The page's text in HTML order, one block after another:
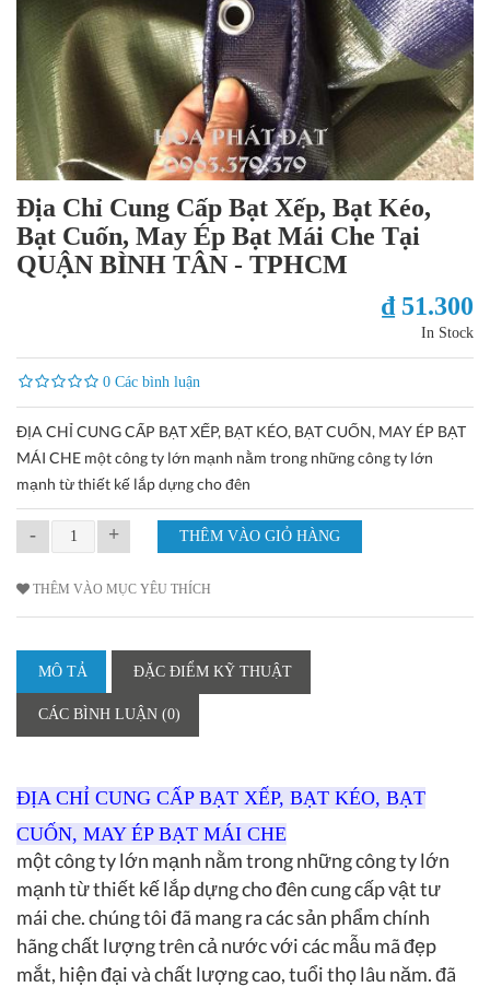
Địa Chỉ Cung Cấp Bạt Xếp, Bạt Kéo,
Bạt Cuốn, May Ép Bạt Mái Che Tại
QUẬN BÌNH TÂN - TPHCM
₫ 51.300
In Stock
0 Các bình luận
ĐỊA CHỈ CUNG CẤP BẠT XẾP, BẠT KÉO, BẠT CUỐN, MAY ÉP BẠT
MÁI CHE một công ty lớn mạnh nằm trong những công ty lớn
mạnh từ thiết kế lắp dựng cho đên
- +
THÊM VÀO MỤC YÊU THÍCH
MÔ TẢ ĐẶC ĐIỂM KỸ THUẬT
CÁC BÌNH LUẬN (0)
ĐỊA CHỈ CUNG CẤP BẠT XẾP, BẠT KÉO, BẠT
CUỐN, MAY ÉP BẠT MÁI CHE
một công ty lớn mạnh nằm trong những công ty lớn
mạnh từ thiết kế lắp dựng cho đên cung cấp vật tư
mái che. chúng tôi đã mang ra các sản phẩm chính
hãng chất lượng trên cả nước với các mẫu mã đẹp
mắt, hiện đại và chất lượng cao, tuổi thọ lâu năm. đã